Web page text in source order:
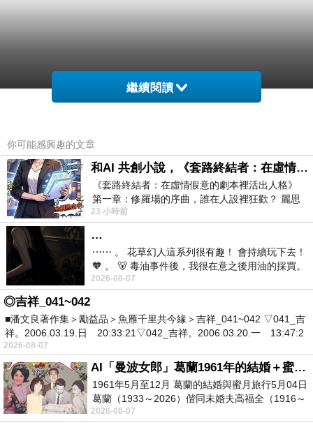
繼續閱讀
你可能感興趣的文章
和AI 共創小說，《套路終結者：在虛情假意的劇本裡活出人格》
《套路終結者：在虛情假意的劇本裡活出人格》
第一章：修羅場的序曲，誰在人設裡狂歡？ 麗思
卡爾頓酒店的總統套房內，燈光昏
23 小時前
…
⋯⋯ 。 花草幻人這系列很有趣！ 會持續玩下去！
🧡 。 🐻 毒油事件後，我很在意之後用油的採買。
前天購買了我之前就很愛
2026-08-07
◎吉祥_041~042
■潘文良著作集＞勵益品＞魚雁千里共今緣＞吉祥_041~042 ▽041_吉
祥。2006.03.19.日 20:33:21▽042_吉祥。2006.03.20.一 13:47:2
2026-08-07
AI「曼波女郎」葛蘭1961年的結婚＋蜜月旅行 #戀上老電影 #葛蘭 #粟子
1961年5月至12月 葛蘭的結婚與蜜月旅行5月04日
葛蘭（1933～2026）偕同未婚夫高福全（1916～
2004）乘郵輪赴倫敦6月15日於英國倫敦St.S
2026-08-07